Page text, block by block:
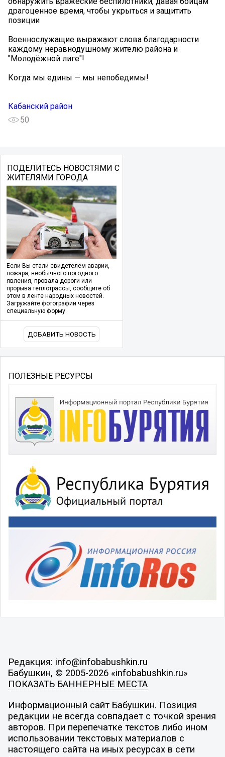
драгоценное время, чтобы укрыться и защитить
позиции
Военнослужащие выражают слова благодарности
каждому неравнодушному жителю района и
"Молодёжной лиге"!
Когда мы едины — мы непобедимы!
Кабанский район
50
ПОДЕЛИТЕСЬ НОВОСТЯМИ С
ЖИТЕЛЯМИ ГОРОДА
Если Вы стали свидетелем аварии,
пожара, необычного погодного
явления, провала дороги или
прорыва теплотрассы, сообщите об
этом в ленте народных новостей.
Загружайте фотографии через
специальную форму.
ДОБАВИТЬ НОВОСТЬ
ПОЛЕЗНЫЕ РЕСУРСЫ
Редакция: info@infobabushkin.ru
Бабушкин, © 2005-2026 «infobabushkin.ru»
ПОКАЗАТЬ БАННЕРНЫЕ МЕСТА
Информационный сайт Бабушкин. Позиция
редакции не всегда совпадает с точкой зрения
авторов. При перепечатке текстов либо ином
использовании текстовых материалов с
настоящего сайта на иных ресурсах в сети